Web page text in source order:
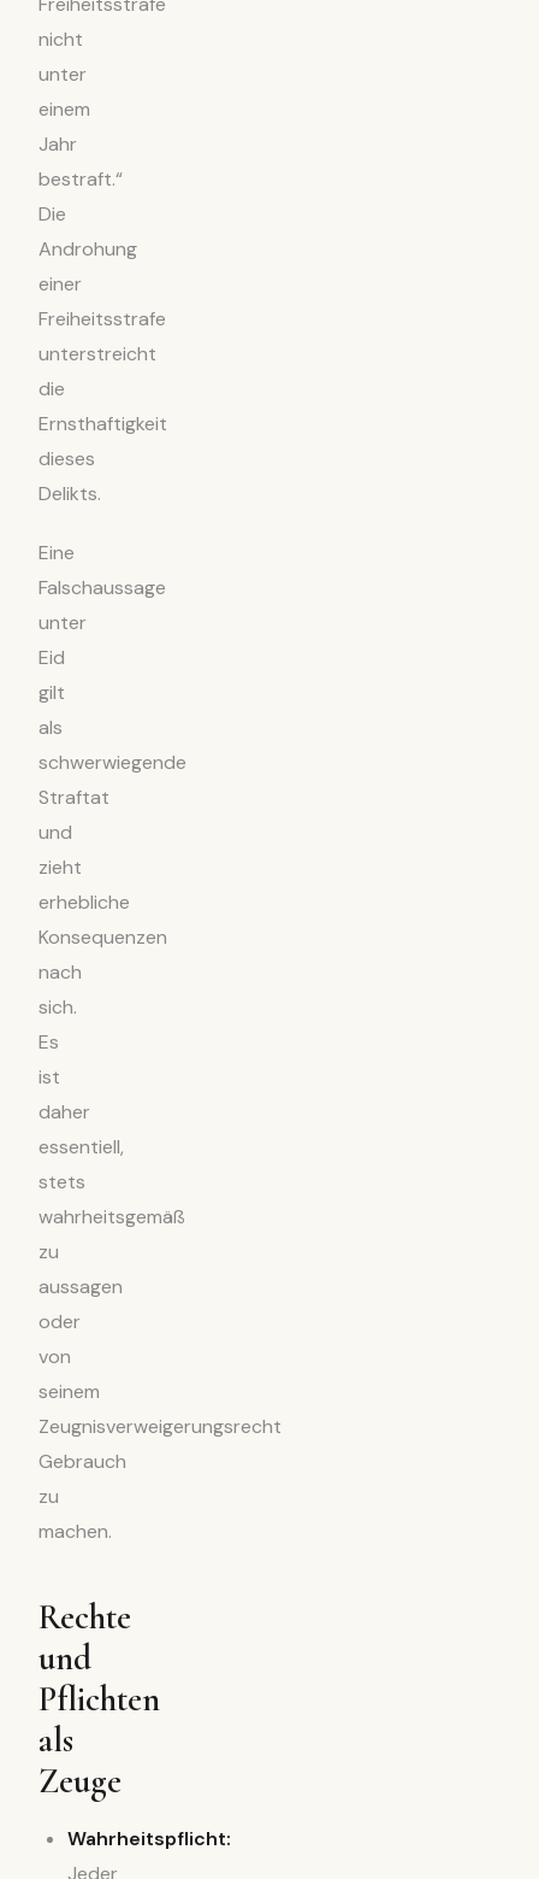
nicht
unter
einem
Jahr
bestraft.“
Die
Androhung
einer
Freiheitsstrafe
unterstreicht
die
Ernsthaftigkeit
dieses
Delikts.
Eine
Falschaussage
unter
Eid
gilt
als
schwerwiegende
Straftat
und
zieht
erhebliche
Konsequenzen
nach
sich.
Es
ist
daher
essentiell,
stets
wahrheitsgemäß
zu
aussagen
oder
von
seinem
Zeugnisverweigerungsrecht
Gebrauch
zu
machen.
Rechte
und
Pflichten
als
Zeuge
Wahrheitspflicht:
Jeder